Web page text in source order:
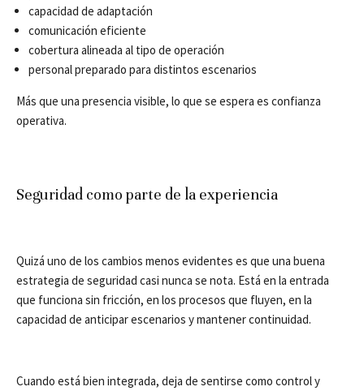
capacidad de adaptación
comunicación eficiente
cobertura alineada al tipo de operación
personal preparado para distintos escenarios
Más que una presencia visible, lo que se espera es confianza
operativa.
Seguridad como parte de la experiencia
Quizá uno de los cambios menos evidentes es que una buena
estrategia de seguridad casi nunca se nota. Está en la entrada
que funciona sin fricción, en los procesos que fluyen, en la
capacidad de anticipar escenarios y mantener continuidad.
Cuando está bien integrada, deja de sentirse como control y